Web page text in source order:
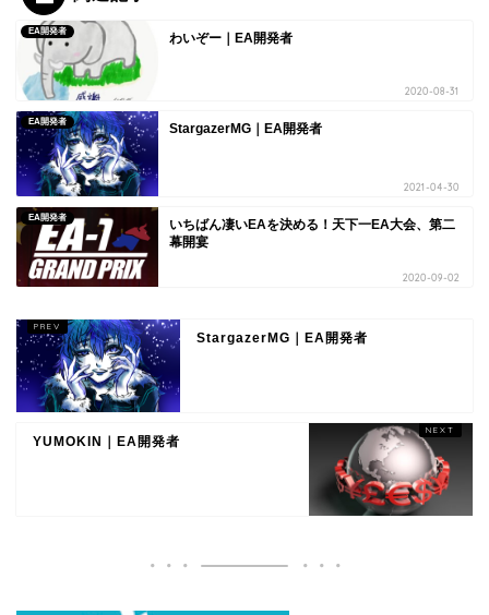
EA開発者 わいぞー｜EA開発者
2020-08-31
EA開発者 StargazerMG｜EA開発者
2021-04-30
EA開発者
いちばん凄いEAを決める！天下一EA大会、第二
幕開宴
2020-09-02
StargazerMG｜EA開発者
YUMOKIN｜EA開発者